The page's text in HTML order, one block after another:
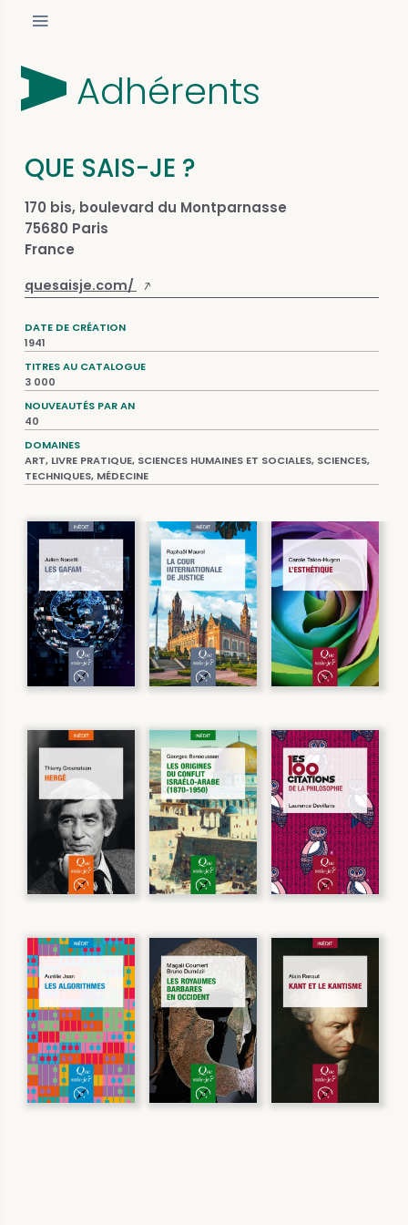
Adhérents
QUE SAIS-JE ?
170 bis, boulevard du Montparnasse
75680 Paris
France
quesaisje.com/
DATE DE CRÉATION
1941
TITRES AU CATALOGUE
3 000
NOUVEAUTÉS PAR AN
40
DOMAINES
ART, LIVRE PRATIQUE, SCIENCES HUMAINES ET SOCIALES, SCIENCES,
TECHNIQUES, MÉDECINE